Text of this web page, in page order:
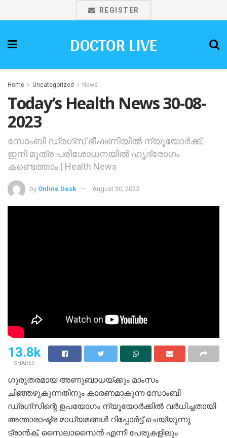
REGISTER
DOCTOR LIVE
Home Uncategorized News
Today’s Health News 30-08-
2023
സോംബി ഡ്രഗ്‌സ് ഭീഷണിയില്‍ ന്യൂയോര്‍ക്ക്,
ഇനി മൂത്ര പരിശോധനയില്‍ ഹൃദ്‌രോഗം
കണ്ടെത്താം | Health News
by Online Desk August 30, 2023
13.8k
SHARES
ഗുരുതരമായ അണുബാധയ്ക്കും മാംസം
ചിഞ്ഞഴുകുന്നതിനും കാരണമാകുന്ന സോംബി
ഡ്രഗ്‌സിന്റെ ഉപയോഗം ന്യൂയോര്‍ക്കില്‍ വര്‍ധിച്ചതായി
അന്താരാഷ്ട്ര മാധ്യമങ്ങള്‍ റിപ്പോര്‍ട്ട് ചെയ്യുന്നു.
ട്രാന്‍ക്, സൈലാസൈന്‍ എന്നീ പേരുകളിലും